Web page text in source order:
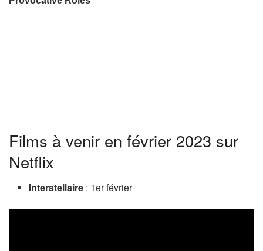
Films à venir en février 2023 sur
Netflix
Interstellaire : 1er février